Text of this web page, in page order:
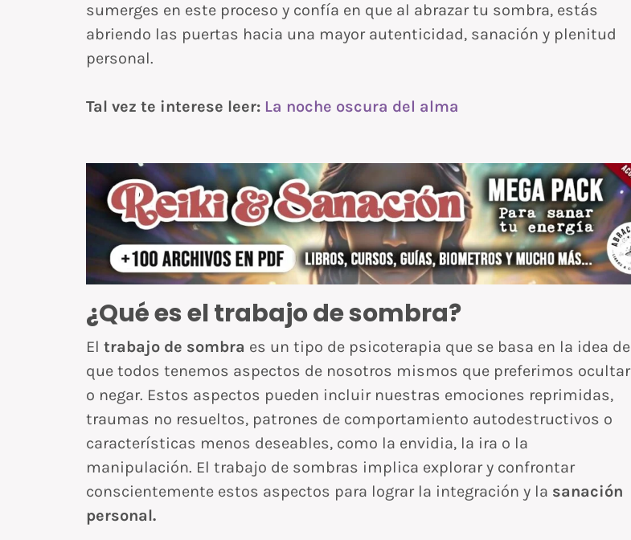
sumerges en este proceso y confía en que al abrazar tu sombra, estás
abriendo las puertas hacia una mayor autenticidad, sanación y plenitud
personal.
Tal vez te interese leer: La noche oscura del alma
¿Qué es el trabajo de sombra?
El trabajo de sombra es un tipo de psicoterapia que se basa en la idea de
que todos tenemos aspectos de nosotros mismos que preferimos ocultar
o negar. Estos aspectos pueden incluir nuestras emociones reprimidas,
traumas no resueltos, patrones de comportamiento autodestructivos o
características menos deseables, como la envidia, la ira o la
manipulación. El trabajo de sombras implica explorar y confrontar
conscientemente estos aspectos para lograr la integración y la sanación
personal.